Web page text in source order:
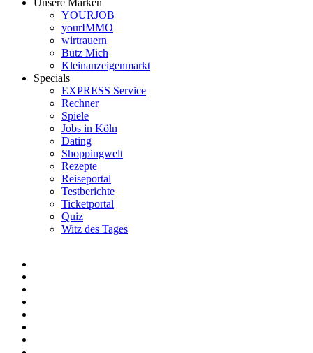
Unsere Marken
YOURJOB
yourIMMO
wirtrauern
Bütz Mich
Kleinanzeigenmarkt
Specials
EXPRESS Service
Rechner
Spiele
Jobs in Köln
Dating
Shoppingwelt
Rezepte
Reiseportal
Testberichte
Ticketportal
Quiz
Witz des Tages